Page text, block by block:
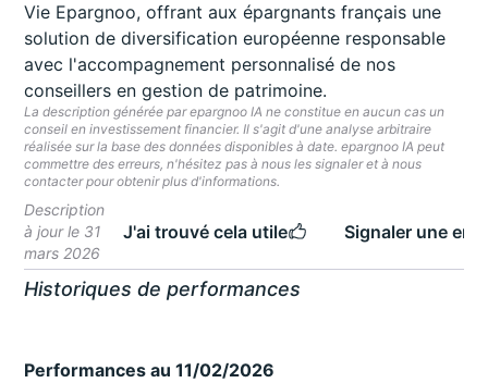
Vie Epargnoo, offrant aux épargnants français une
solution de diversification européenne responsable
avec l'accompagnement personnalisé de nos
conseillers en gestion de patrimoine.
La description générée par epargnoo IA ne constitue en aucun cas un
conseil en investissement financier. Il s'agit d'une analyse arbitraire
réalisée sur la base des données disponibles à date. epargnoo IA peut
commettre des erreurs, n'hésitez pas à nous les signaler et à nous
contacter pour obtenir plus d'informations.
Description
à jour le 31
mars 2026
J'ai trouvé cela utile Signaler une
Historiques de performances
Performances au 11/02/2026